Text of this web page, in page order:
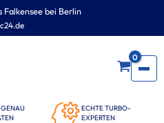
bei Berlin
ECHTE TURBO-
EXPERTEN
0